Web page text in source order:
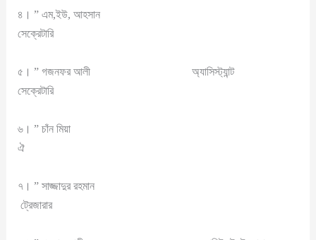
৪। ” এম,ইউ, আহসান
সেক্রেটারি
৫। ” গজনফর আলী অ্যাসিস্ট্যান্ট
সেক্রেটারি
৬। ” চাঁন মিয়া
ঐ
৭। ” সাজ্জাদুর রহমান
ট্রেজারার